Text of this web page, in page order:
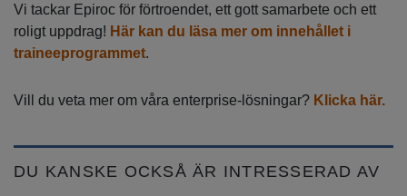
Vi tackar Epiroc för förtroendet, ett gott samarbete och ett
roligt uppdrag! Här kan du läsa mer om innehållet i
traineeprogrammet.
Vill du veta mer om våra enterprise-lösningar? Klicka här.
DU KANSKE OCKSÅ ÄR INTRESSERAD AV